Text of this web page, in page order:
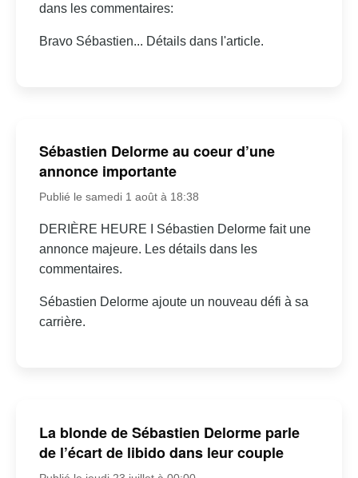
dans les commentaires:
Bravo Sébastien... Détails dans l'article.
Sébastien Delorme au coeur d’une
annonce importante
Publié le samedi 1 août à 18:38
DERIÈRE HEURE I Sébastien Delorme fait une
annonce majeure. Les détails dans les
commentaires.
Sébastien Delorme ajoute un nouveau défi à sa
carrière.
La blonde de Sébastien Delorme parle
de l’écart de libido dans leur couple